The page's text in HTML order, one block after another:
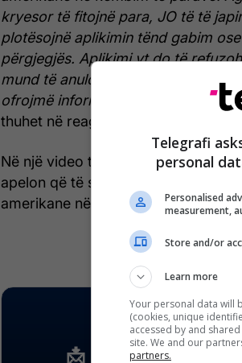
kryesor të fitojnë para, JO të të
plotësojnë aplikimin tënd gabim
përgjegjës. Aplikimi yt do të
mund të anulohet. Kurseni paratë
ofrojmë informacion se si ta
thuhet në reagimin e ambasadës.
Në një video të publikuar në rrjete
apelon që të shmangin
amerikane në këmbim të parave./
Telegrafi
personal
Personalised
measurement,
Store and/or
Learn more
Your personal data will
(cookies, unique
accessed by and
site. We and our
partners.